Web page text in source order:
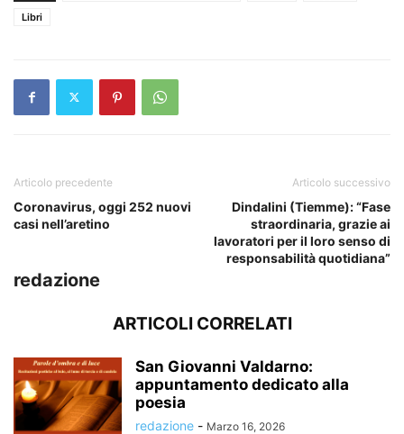
Libri
Articolo precedente
Coronavirus, oggi 252 nuovi
casi nell’aretino
Articolo successivo
Dindalini (Tiemme): “Fase
straordinaria, grazie ai
lavoratori per il loro senso di
responsabilità quotidiana”
redazione
ARTICOLI CORRELATI
San Giovanni Valdarno:
appuntamento dedicato alla
poesia
redazione - Marzo 16, 2026